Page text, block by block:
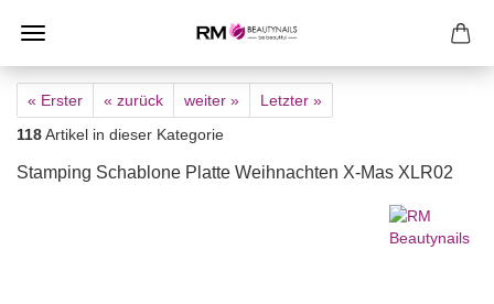
« Erster « zurück weiter »
Letzter »
118Artikel in dieser Kategorie
Stamping Schablone Platte Weihnachten X-Mas XLR02